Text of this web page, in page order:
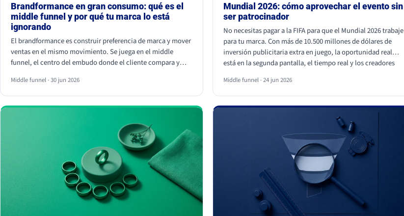
Brandformance en gran consumo: qué es el
middle funnel y por qué tu marca lo está
ignorando
El brandformance es construir preferencia de marca y mover
ventas en el mismo movimiento. Se juega en el middle
funnel, el centro del embudo donde el cliente compara y
gran consumo invierte en los extremos (notoriedad y precio)
y deja ese centro vacío, que es justo donde se gana o se
pierde la venta frente a la marca blanca.
Middle funnel · 30 jun 2026
Mundial 2026: cómo aprovechar el evento sin
ser patrocinador
No necesitas pagar a la FIFA para que el Mundial 2026 trabaje
para tu marca. Con más de 10.500 millones de dólares de
inversión publicitaria extra en juego, la oportunidad real
está en la segunda pantalla, el tiempo real y los creadores
cruzan: usar los símbolos oficiales de la FIFA puede salir muy
caro.
Middle funnel · 24 jun 2026